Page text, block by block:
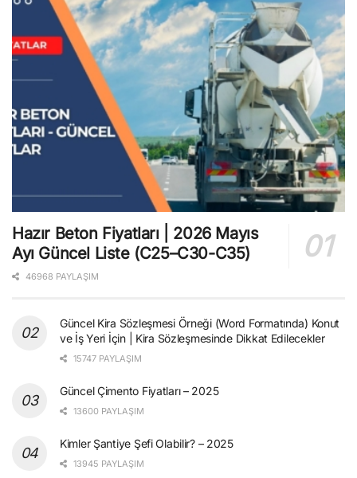
Hazır Beton Fiyatları | 2026 Mayıs
Ayı Güncel Liste (C25–C30-C35)
46968 PAYLAŞIM
Güncel Kira Sözleşmesi Örneği (Word Formatında) Konut
ve İş Yeri İçin | Kira Sözleşmesinde Dikkat Edilecekler
15747 PAYLAŞIM
Güncel Çimento Fiyatları – 2025
13600 PAYLAŞIM
Kimler Şantiye Şefi Olabilir? – 2025
13945 PAYLAŞIM